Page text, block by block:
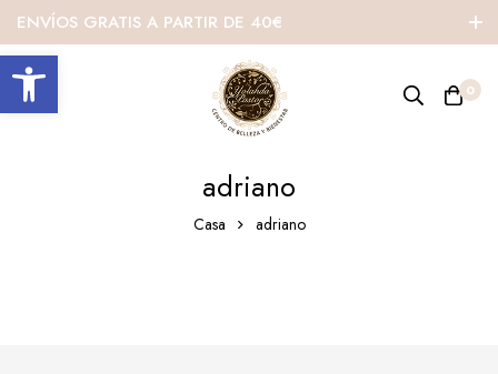
Abrir barra de herramientas
ENVÍOS GRATIS A PARTIR DE 40€
0
adriano
Casa adriano